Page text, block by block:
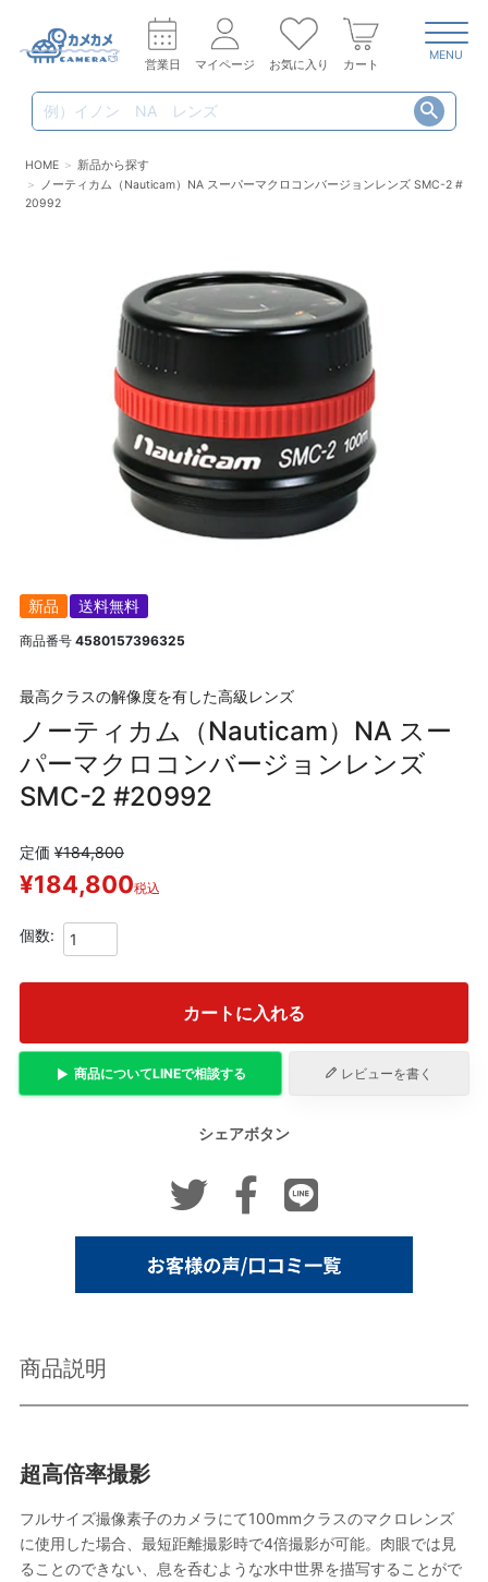
営業日 マイページ お気に入り カート
MENU
HOME
新品から探す
ノーティカム（Nauticam）NA スーパーマクロコンバージョンレンズ SMC-2 #
20992
新品 送料無料
商品番号 4580157396325
最高クラスの解像度を有した高級レンズ
ノーティカム（Nauticam）NA スー
パーマクロコンバージョンレンズ
SMC-2 #20992
定価 ¥184,800
¥184,800税込
カートに入れる
商品についてLINEで相談する レビューを書く
シェアボタン
商品説明
超高倍率撮影
フルサイズ撮像素子のカメラにて100mmクラスのマクロレンズ
に使用した場合、最短距離撮影時で4倍撮影が可能。肉眼では見
ることのできない、息を呑むような水中世界を描写することがで